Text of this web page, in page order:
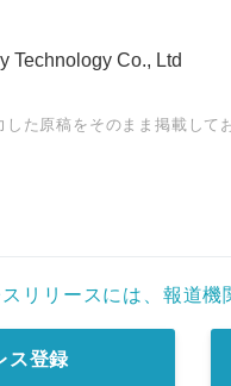
Technology Co., Ltd
た原稿をそのまま掲載し
リリースには、報道機
ス登録